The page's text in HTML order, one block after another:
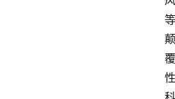
等
颠
覆
性